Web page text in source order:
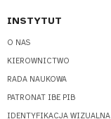
INSTYTUT
O NAS
KIEROWNICTWO
RADA NAUKOWA
PATRONAT IBE PIB
IDENTYFIKACJA WIZUALNA